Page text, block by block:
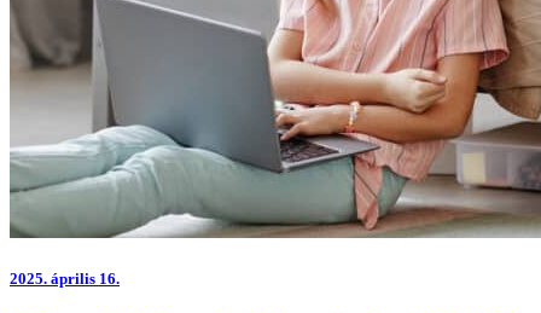
2025. április 16.